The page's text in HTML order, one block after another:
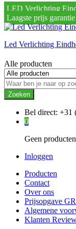
LED Verlichting
Laagste prijs garantie
Led Verlichting
Alle producten
Zoeken
Bel direct: +31
0
Geen
Inloggen
Producten
Contact
Over ons
Prijsopgave
Algemene
Klanten